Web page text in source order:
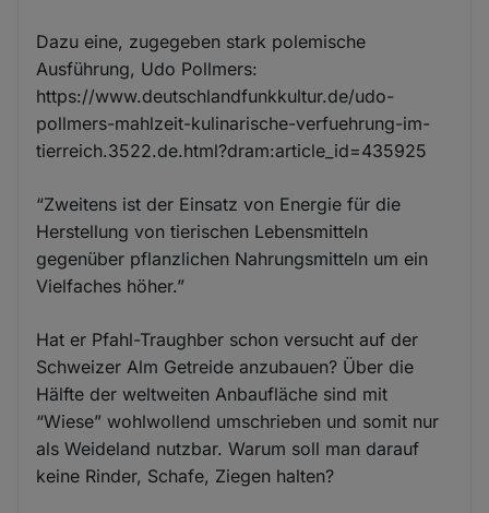
Dazu eine, zugegeben stark polemische
Ausführung, Udo Pollmers:
https://www.deutschlandfunkkultur.de/udo-
pollmers-mahlzeit-kulinarische-verfuehrung-im-
tierreich.3522.de.html?dram:article_id=435925
“Zweitens ist der Einsatz von Energie für die
Herstellung von tierischen Lebensmitteln
gegenüber pflanzlichen Nahrungsmitteln um ein
Vielfaches höher.”
Hat er Pfahl-Traughber schon versucht auf der
Schweizer Alm Getreide anzubauen? Über die
Hälfte der weltweiten Anbaufläche sind mit
“Wiese” wohlwollend umschrieben und somit nur
als Weideland nutzbar. Warum soll man darauf
keine Rinder, Schafe, Ziegen halten?